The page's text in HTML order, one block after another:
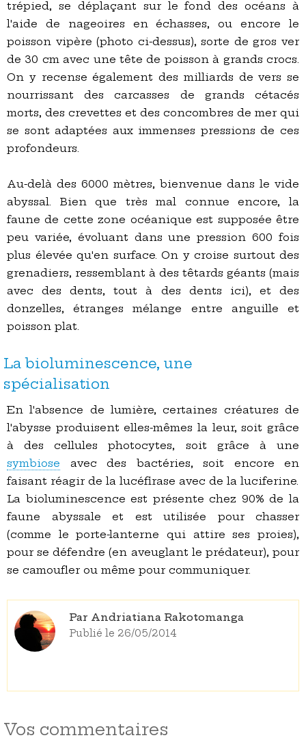
trépied, se déplaçant sur le fond des océans à
l'aide de nageoires en échasses, ou encore le
poisson vipère (photo ci-dessus), sorte de gros ver
de 30 cm avec une tête de poisson à grands crocs.
On y recense également des milliards de vers se
nourrissant des carcasses de grands cétacés
morts, des crevettes et des concombres de mer qui
se sont adaptées aux immenses pressions de ces
profondeurs.
Au-delà des 6000 mètres, bienvenue dans le vide
abyssal. Bien que très mal connue encore, la
faune de cette zone océanique est supposée être
peu variée, évoluant dans une pression 600 fois
plus élevée qu'en surface. On y croise surtout des
grenadiers, ressemblant à des têtards géants (mais
avec des dents, tout à des dents ici), et des
donzelles, étranges mélange entre anguille et
poisson plat.
La bioluminescence, une
spécialisation
En l'absence de lumière, certaines créatures de
l'abysse produisent elles-mêmes la leur, soit grâce
à des cellules photocytes, soit grâce à une
symbiose avec des bactéries, soit encore en
faisant réagir de la lucéfirase avec de la luciferine.
La bioluminescence est présente chez 90% de la
faune abyssale et est utilisée pour chasser
(comme le porte-lanterne qui attire ses proies),
pour se défendre (en aveuglant le prédateur), pour
se camoufler ou même pour communiquer.
Par Andriatiana Rakotomanga
Publié le 26/05/2014
Vos commentaires